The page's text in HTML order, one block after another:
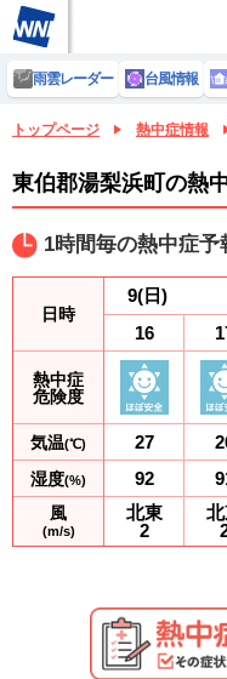
雨雲レーダー 台風情報
トップページ 熱中症情報
東伯郡湯梨浜町の熱
1時間毎の熱中症予
日時
熱中症
危険度
気温(℃)
湿度(%)
風
(m/s)
9(日)
16
27
92
北東
2